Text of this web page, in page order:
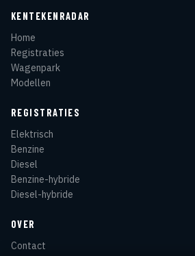
KENTEKENRADAR
Home
Registraties
Wagenpark
Modellen
REGISTRATIES
Elektrisch
Benzine
Diesel
Benzine-hybride
Diesel-hybride
OVER
Contact